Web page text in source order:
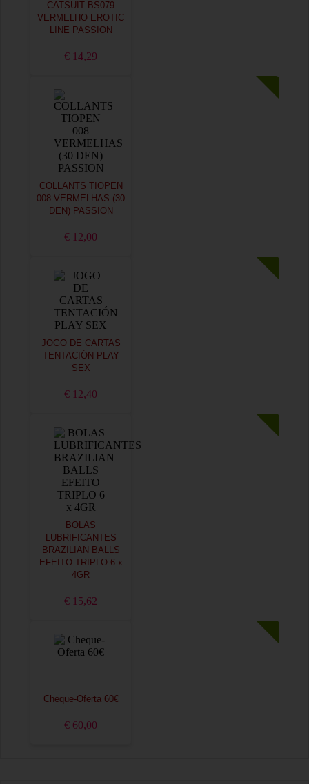
CATSUIT BS079
VERMELHO EROTIC
LINE PASSION
€ 14,29
COLLANTS TIOPEN
008 VERMELHAS (30
DEN) PASSION
€ 12,00
JOGO DE CARTAS
TENTACIÓN PLAY
SEX
€ 12,40
BOLAS
LUBRIFICANTES
BRAZILIAN BALLS
EFEITO TRIPLO 6 x
4GR
€ 15,62
Cheque-Oferta 60€
€ 60,00